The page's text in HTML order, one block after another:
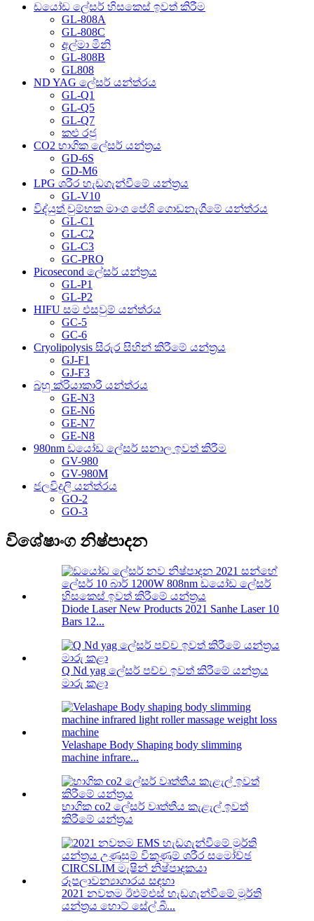
ඩයෝඩ ලේසර් හිසකෙස් ඉවත් කිරීම
GL-808A
GL-808C
අල්මා මිනි
GL-808B
GL808
ND YAG ලේසර් යන්ත්රය
GL-Q1
GL-Q5
GL-Q7
කළු රජු
CO2 භාගික ලේසර් යන්ත්‍රය
GD-6S
GD-M6
LPG ශරීර හැඩගැන්වීමේ යන්ත්‍රය
GL-V10
විද්යුත් චුම්භක මාංශ පේශි ගොඩනැගීමේ යන්ත්රය
GL-C1
GL-C2
GL-C3
GC-PRO
Picosecond ලේසර් යන්ත්‍රය
GL-P1
GL-P2
HIFU සම එසවුම් යන්ත්රය
GC-5
GC-6
Cryolipolysis සිරුර සිහින් කිරීමේ යන්ත්‍රය
GJ-F1
GJ-F3
බහු ක්රියාකාරී යන්ත්රය
GE-N3
GE-N6
GE-N7
GE-N8
980nm ඩයෝඩ ලේසර් සනාල ඉවත් කිරීම
GV-980
GV-980M
ජලවිදුලි යන්ත්රය
GO-2
GO-3
විශේෂාංග නිෂ්පාදන
Diode Laser New Products 2021 Sanhe Laser 10
Bars 12...
Q Nd yag ලේසර් පච්ච ඉවත් කිරීමේ යන්ත්‍රය
මාරු කළා
Velashape Body Shaping body slimming
machine infrare...
භාගික co2 ලේසර් වෘත්තීය කැළැල් ඉවත්
කිරීමේ යන්ත්‍රය
2021 නවතම ඊඑම්එස් හැඩගැන්වීමේ මූර්ති
යන්ත්‍රය හොට් සේල් බී...